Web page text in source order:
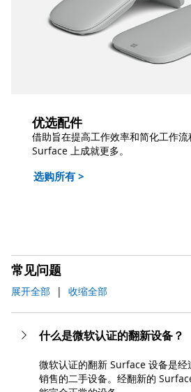
优选配件
借助旨在提高工作效率和简化工作
Surface 上成就更多。
选购所有 >
常见问题
展开全部 | 收缩全部
什么是微软认证的翻新设备？
微软认证的翻新 Surface 设备是
销售的二手设备。经翻新的